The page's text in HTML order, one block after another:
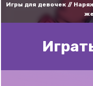
Игры для девочек